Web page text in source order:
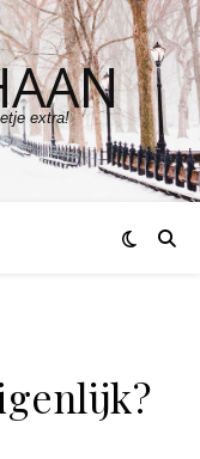
extra!